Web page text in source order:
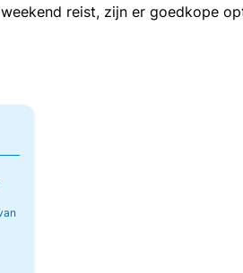
reist, zijn er goedkope